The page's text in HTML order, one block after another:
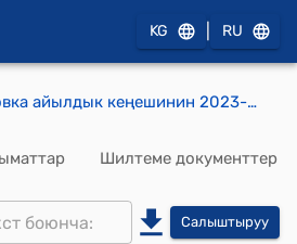
KG RU
Гавриловка айылдык кеңешинин 2023-жылдын 27-январындагы № 6 "Жер участогун трансформациялоо боюнча Гавриловка айылдык кеңешинин мыйзамдуулукту, укук тартибин сактоо, жарандардын укуктарын жана кызыкчылыктарын коргоо, архитектура, айыл чарба, курулуш, транспорт жана экология боюнча туруктуу комиссиясынын чечимин бекитүү тууралуу" токтому
Шилтеме документтер
Салыштыруу